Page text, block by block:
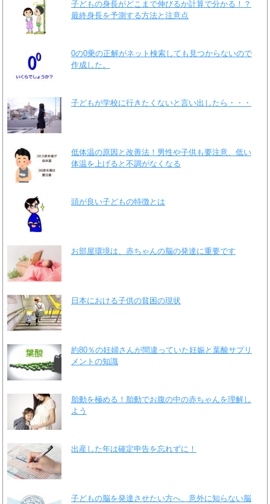
子どもの身長がどこまで伸びるか計算で分かる！？
最終身長を予測する方法と注意点
0の0乗の正解がネット検索しても見つからないので
作成した。
子どもが学校に行きたくないと言い出したら・・・
低体温の原因と改善法！男性や子供も要注意、低い
体温を上げると不調がなくなる
頭が良い子どもの特徴とは
お部屋環境は、赤ちゃんの脳の発達に重要です
日本における子供の貧困の現状
約80％の妊婦さんが間違っていた妊娠と葉酸サプリ
メントの知識
胎動を極める！胎動でお腹の中の赤ちゃんを理解し
よう
出産した年は確定申告を忘れずに！
子どもの脳を発達させたい方へ、意外に知らない脳